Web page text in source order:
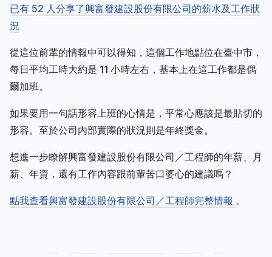
已有 52 人分享了興富發建設股份有限公司的薪水及工作狀
況
從這位前輩的情報中可以得知，這個工作地點位在臺中市，
每日平均工時大約是 11 小時左右，基本上在這工作都是偶
爾加班。
如果要用一句話形容上班的心情是，平常心應該是最貼切的
形容。至於公司內部實際的狀況則是年終獎金。
想進一步瞭解興富發建設股份有限公司／工程師的年薪、月
薪、年資，還有工作內容跟前輩苦口婆心的建議嗎？
點我查看興富發建設股份有限公司／工程師完整情報 。